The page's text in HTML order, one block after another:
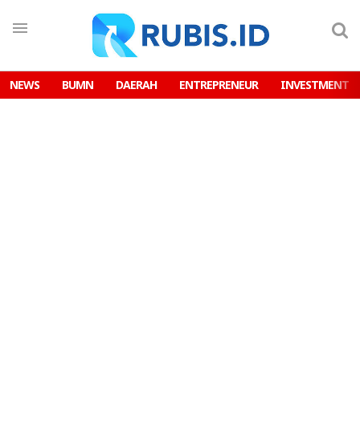
NEWS BUMN DAERAH ENTREPRENEUR INVESTMENT